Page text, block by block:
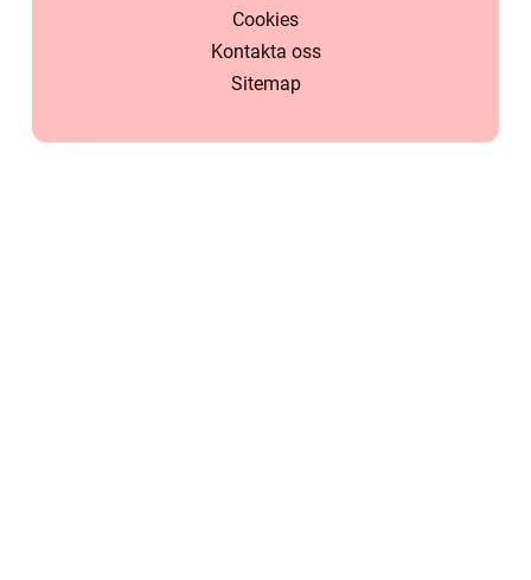
Cookies
Kontakta oss
Sitemap